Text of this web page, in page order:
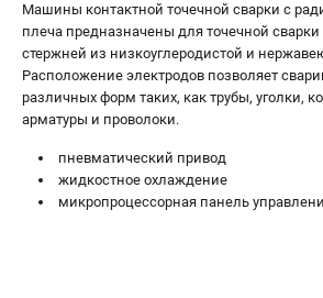
Режим работы колл-
пн-пт - с 9:00 до 18:00
сб - с 10:00 до 16:00
вс - выходной
ЗАКАЗ ЗАПЧАСТЕЙ
+7 (8112) 59-10-
zakaz@fubagtorg.ru
Машины контактной точечной сварки с
плеча предназначены для точечной сварки
стержней из низкоуглеродистой и
Расположение электродов позволяет
различных форм таких, как трубы, уголки,
арматуры и проволоки.
пневматический привод
жидкостное охлаждение
микропроцессорная панель